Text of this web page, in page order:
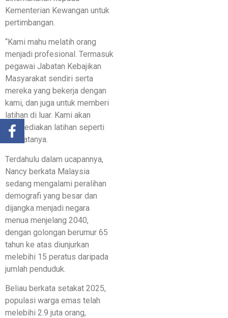
Kementerian Kewangan untuk
pertimbangan.
“Kami mahu melatih orang
menjadi profesional. Termasuk
pegawai Jabatan Kebajikan
Masyarakat sendiri serta
mereka yang bekerja dengan
kami, dan juga untuk memberi
latihan di luar. Kami akan
menyediakan latihan seperti
ini,” katanya.
Terdahulu dalam ucapannya,
Nancy berkata Malaysia
sedang mengalami peralihan
demografi yang besar dan
dijangka menjadi negara
menua menjelang 2040,
dengan golongan berumur 65
tahun ke atas diunjurkan
melebihi 15 peratus daripada
jumlah penduduk.
Beliau berkata setakat 2025,
populasi warga emas telah
melebihi 2.9 juta orang,